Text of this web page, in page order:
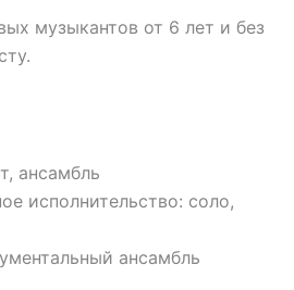
музыкантов от 6 лет и без
ансамбль
исполнительство: соло,
ансамбль